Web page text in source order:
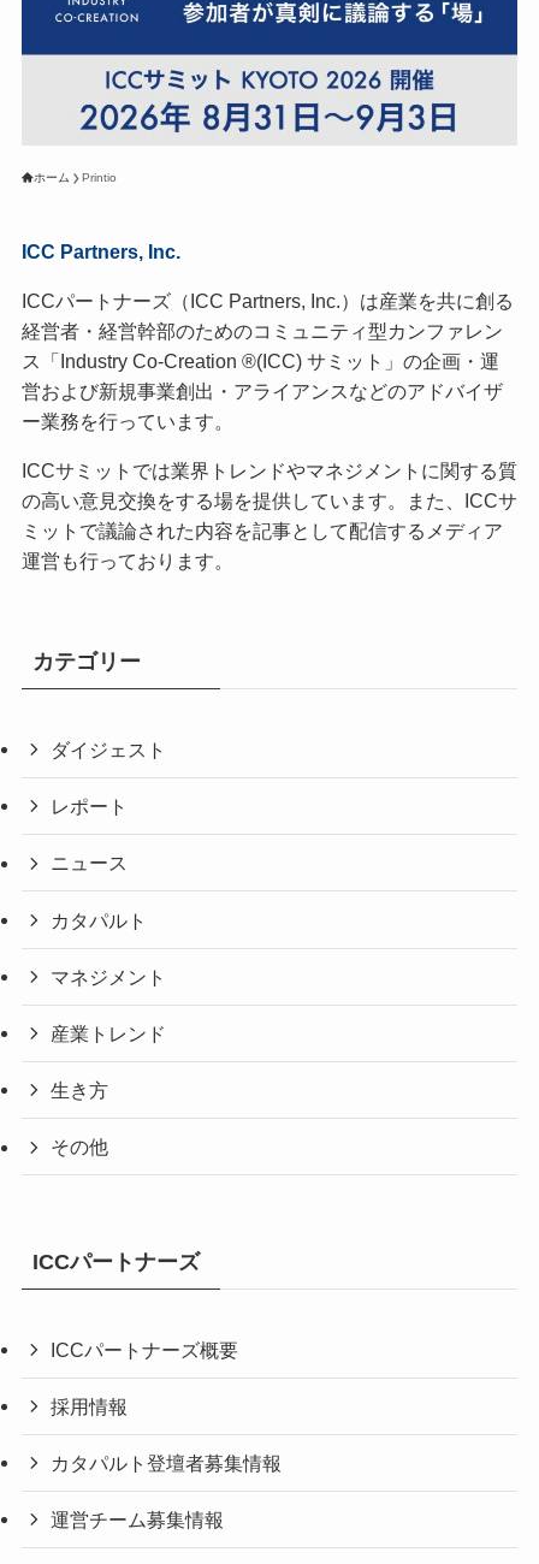
ホーム Printio
ICC Partners, Inc.
ICCパートナーズ（ICC Partners, Inc.）は産業を共に創る
経営者・経営幹部のためのコミュニティ型カンファレン
ス「Industry Co-Creation ®(ICC) サミット」の企画・運
営および新規事業創出・アライアンスなどのアドバイザ
ー業務を行っています。
ICCサミットでは業界トレンドやマネジメントに関する質
の高い意見交換をする場を提供しています。また、ICCサ
ミットで議論された内容を記事として配信するメディア
運営も行っております。
カテゴリー
ダイジェスト
レポート
ニュース
カタパルト
マネジメント
産業トレンド
生き方
その他
ICCパートナーズ
ICCパートナーズ概要
採用情報
カタパルト登壇者募集情報
運営チーム募集情報